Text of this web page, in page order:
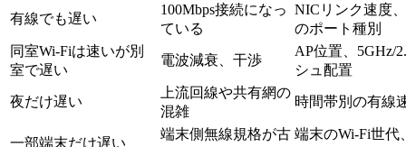
有線でも遅い
100Mbps接続になっ
ている
NICリンク速度
のポート種別
同室Wi-Fiは速いが別
室で遅い
電波減衰、干渉
AP位置、5GHz/
シュ配置
夜だけ遅い
上流回線や共有網の
混雑
時間帯別の有線
一部端末だけ遅い
端末側無線規格が古 端末のWi-Fi世代